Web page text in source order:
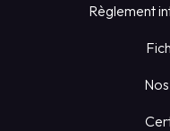
Règlement